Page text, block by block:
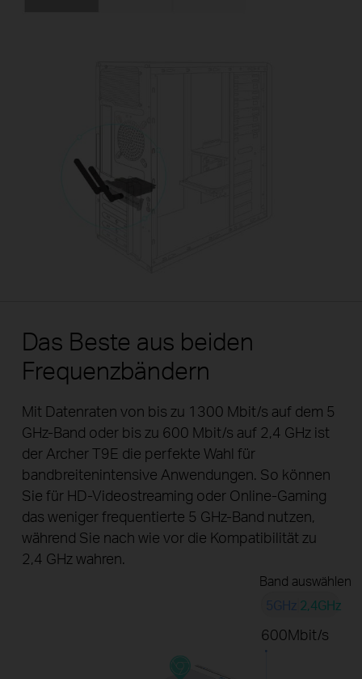
Das Beste aus beiden
Frequenzbändern
Mit Datenraten von bis zu 1300 Mbit/s auf dem 5
GHz-Band oder bis zu 600 Mbit/s auf 2,4 GHz ist
der Archer T9E die perfekte Wahl für
bandbreitenintensive Anwendungen. So können
Sie für HD-Videostreaming oder Online-Gaming
das weniger frequentierte 5 GHz-Band nutzen,
während Sie nach wie vor die Kompatibilität zu
2,4 GHz wahren.
600Mbit/s
Band auswählen
5GHz 2,4GHz